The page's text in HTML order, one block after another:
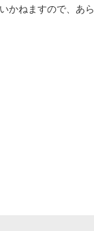
かねますので、あら